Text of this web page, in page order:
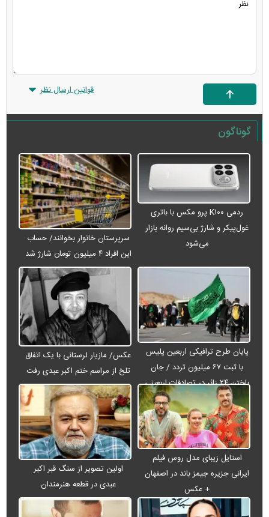
قوانین ارسال نظر
گوناگون
ردمی K۱۰۰ پرو مکس با باتری
غول‌پیکر و شارژ بی‌سیم روانه بازار
می‌شود
سرپرستان خانوار بخوانند/ حساب
این افراد ۴ میلیون تومان شارژ شد
پایان طرح ترافیکی اربعین پلیس
با ثبت ۶۷ میلیون تردد / جان
باختن ۲۴ زائر در تصادفات اربعینی
عکس/ مازیار لرستانی با یک اتفاق
تلخ از مراسم ختم اکبر عبدی رفت
استایل زیبای مدل روس فیلم
ایرانی جزیره جیمز باند در اصفهان
+ عکس
اولین تصویر از سنگ قبر اکبر
عبدی در قطعه هنرمندان